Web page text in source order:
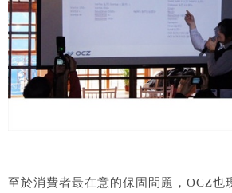
至於消費者最在意的保固問題，OCZ也